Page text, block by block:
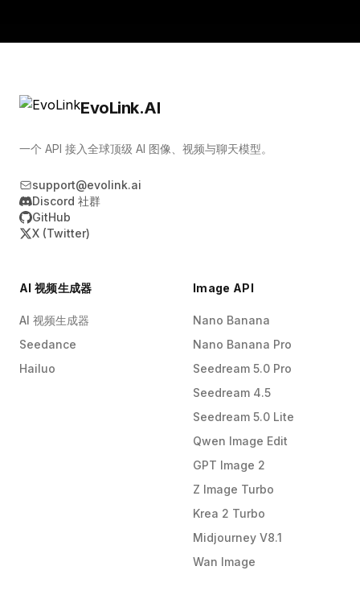
EvoLink.AI
一个 API 接入全球顶级 AI 图像、视频与聊天模型。
support@evolink.ai
Discord 社群
GitHub
X (Twitter)
AI 视频生成器
AI 视频生成器
Seedance
Hailuo
Image API
Nano Banana
Nano Banana Pro
Seedream 5.0 Pro
Seedream 4.5
Seedream 5.0 Lite
Qwen Image Edit
GPT Image 2
Z Image Turbo
Krea 2 Turbo
Midjourney V8.1
Wan Image